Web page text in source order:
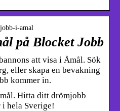
i-amal
på Blocket Jobb
att visa i Åmål. Sök
eller skapa en bevakning
kommer in.
Hitta ditt drömjobb
hela Sverige!